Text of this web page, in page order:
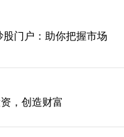
门户：助你把握市场
，创造财富